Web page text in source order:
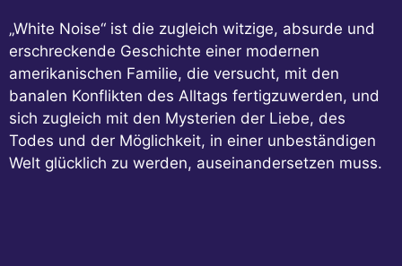
„White Noise“ ist die zugleich witzige, absurde und
erschreckende Geschichte einer modernen
amerikanischen Familie, die versucht, mit den
banalen Konflikten des Alltags fertigzuwerden, und
sich zugleich mit den Mysterien der Liebe, des
Todes und der Möglichkeit, in einer unbeständigen
Welt glücklich zu werden, auseinandersetzen muss.